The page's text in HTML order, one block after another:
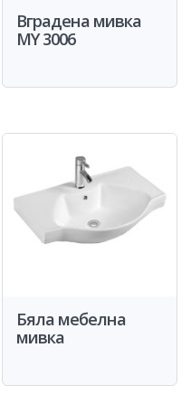
Вградена мивка
MY 3006
Бяла мебелна
мивка